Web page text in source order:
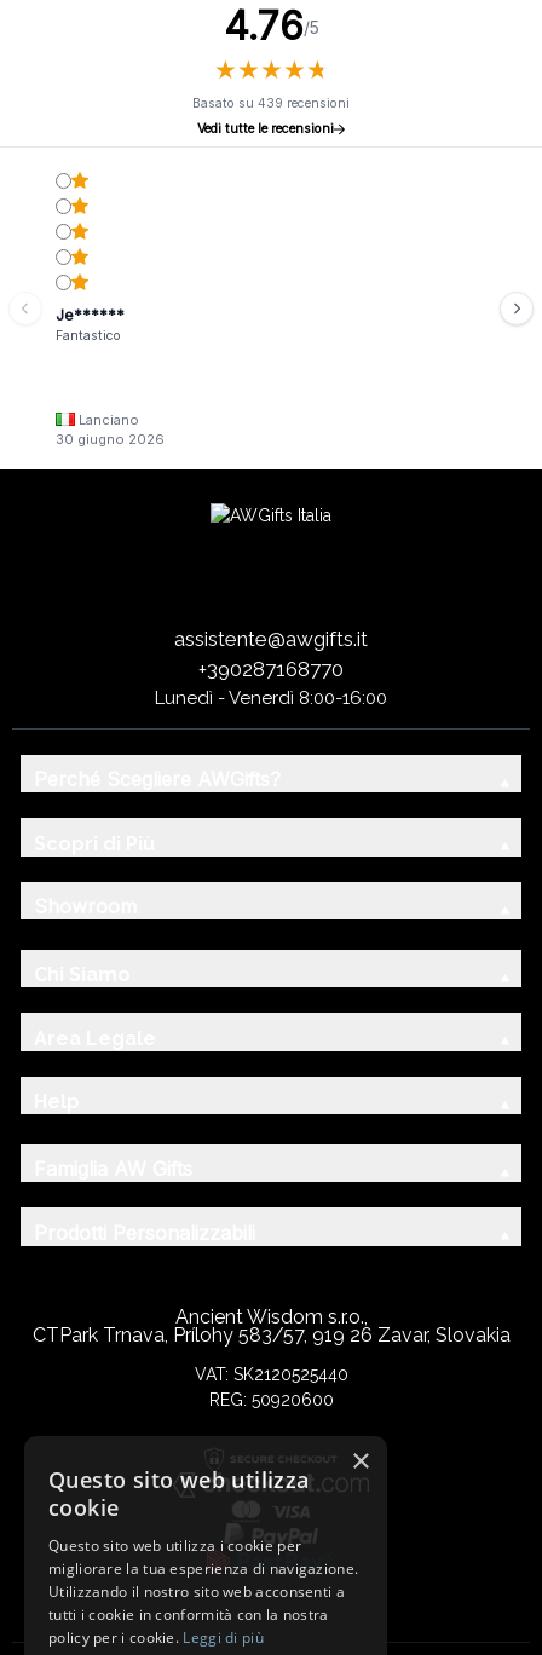
4.76/5
★★★★★
★★★★★
Basato su 439 recensioni
Vedi tutte le recensioni
Je******
Fantastico
Lanciano
30 giugno 2026
assistente@awgifts.it
+390287168770
Lunedì - Venerdì 8:00-16:00
Ancient Wisdom s.r.o.,
CTPark Trnava, Prílohy 583/57, 919 26 Zavar, Slovakia
VAT: SK2120525440
REG: 50920600
×
Questo sito web utilizza
cookie
Questo sito web utilizza i cookie per
migliorare la tua esperienza di navigazione.
Utilizzando il nostro sito web acconsenti a
tutti i cookie in conformità con la nostra
policy per i cookie. Leggi di più